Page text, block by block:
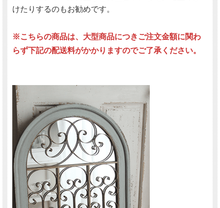
けたりするのもお勧めです。
※こちらの商品は、大型商品につきご注文金額に関わ
らず下記の配送料がかかりますのでご了承ください。